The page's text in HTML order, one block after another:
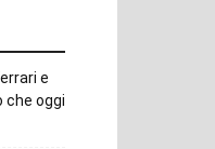
e
che oggi